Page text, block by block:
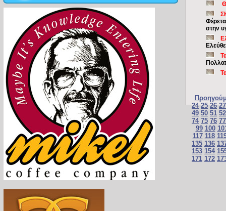
στην
24 25 26 27
49 50 51 52
74 75 76 77
99 100
117 118
135 136
153 154
171 172